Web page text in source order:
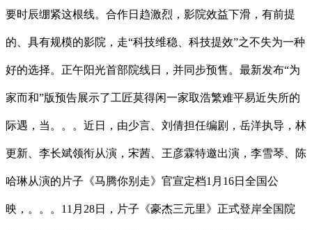
要时辰绷紧这根线。合作日趋激烈，影院效益下滑，有前提
的、具有规模的影院，走“科技维稳、科技提效”之不失为一种
好的选择。正午阳光首部院线日，并同步预售。最新发布“为
家而和”版预告展示了工匠莫得闲一家取浩繁难平易近失所的
际遇，当。。。近日，由少言、刘倩担任编剧，岳洋执导，林
更新、李长斌领衔从演，宋茜、王彦霖特邀出演，李雪琴、陈
哈琳从演的片子《马腾你别走》官宣定档1月16日全国公
映，。。。11月28日，片子《豪杰三元里》正式登岸全国院